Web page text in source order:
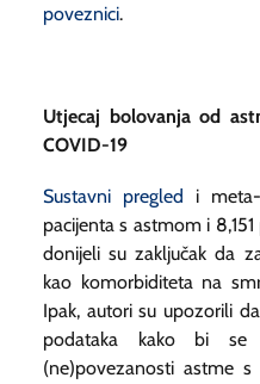
poveznici.
Utjecaj bolovanja od
COVID-19
Sustavni pregled i
pacijenta s astmom i
donijeli su zaključak da
kao komorbiditeta na
Ipak, autori su upozorili
podataka kako bi
(ne)povezanosti astme